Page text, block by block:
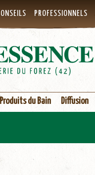
PROFESSIONNELS
Produits du Bain Diffusion